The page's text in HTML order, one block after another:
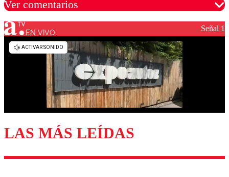
Ver comentarios
Los comentarios son moderados para garantizar un
diálogo respetuoso.
Enviar comentario
EN VIVO Señal 1
LAS MÁS LEÍDAS